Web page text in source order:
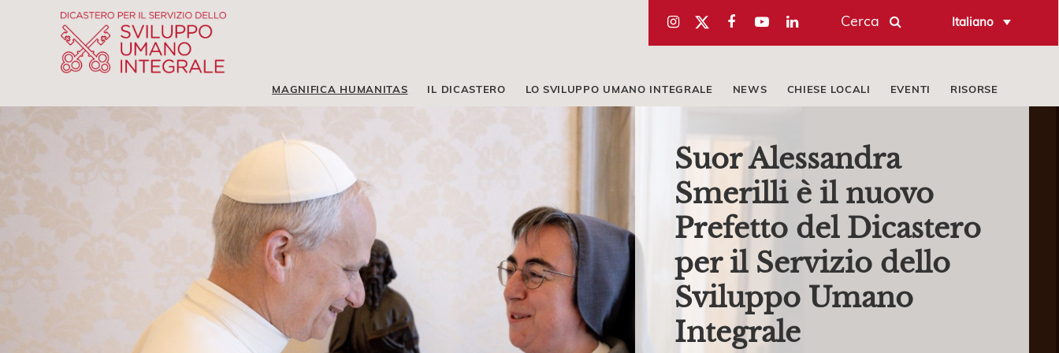
Cerca Italiano
MAGNIFICA HUMANITAS IL DICASTERO LO SVILUPPO UMANO INTEGRALE NEWS CHIESE LOCALI EVENTI RISORSE
Suor Alessandra
Smerilli è il nuovo
Prefetto del Dicastero
per il Servizio dello
Sviluppo Umano
Integrale